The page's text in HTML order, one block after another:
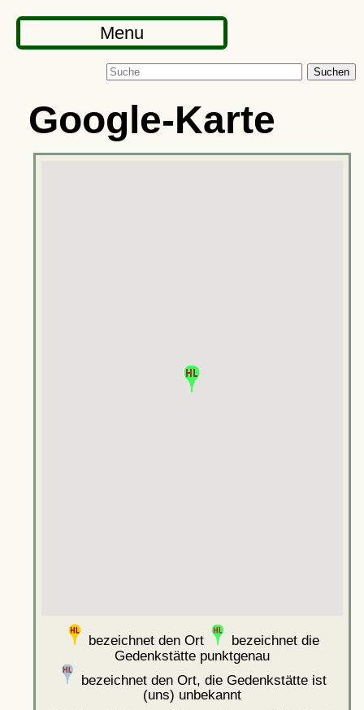
Menu
Suchen
Google-Karte
bezeichnet den Ort
bezeichnet die
Gedenkstätte punktgenau
bezeichnet den Ort, die Gedenkstätte ist
(uns) unbekannt